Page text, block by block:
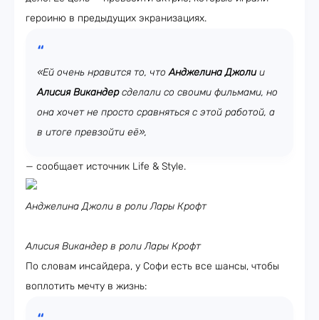
героиню в предыдущих экранизациях.
«Ей очень нравится то, чтоАнджелина Джолии
Алисия Викандерсделали со своими фильмами, но
она хочет не просто сравняться с этой работой, а
в итоге превзойти её»,
— сообщает источник Life & Style.
Анджелина Джоли в роли Лары Крофт
Алисия Викандер в роли Лары Крофт
По словам инсайдера, у Софи есть все шансы, чтобы
воплотить мечту в жизнь: